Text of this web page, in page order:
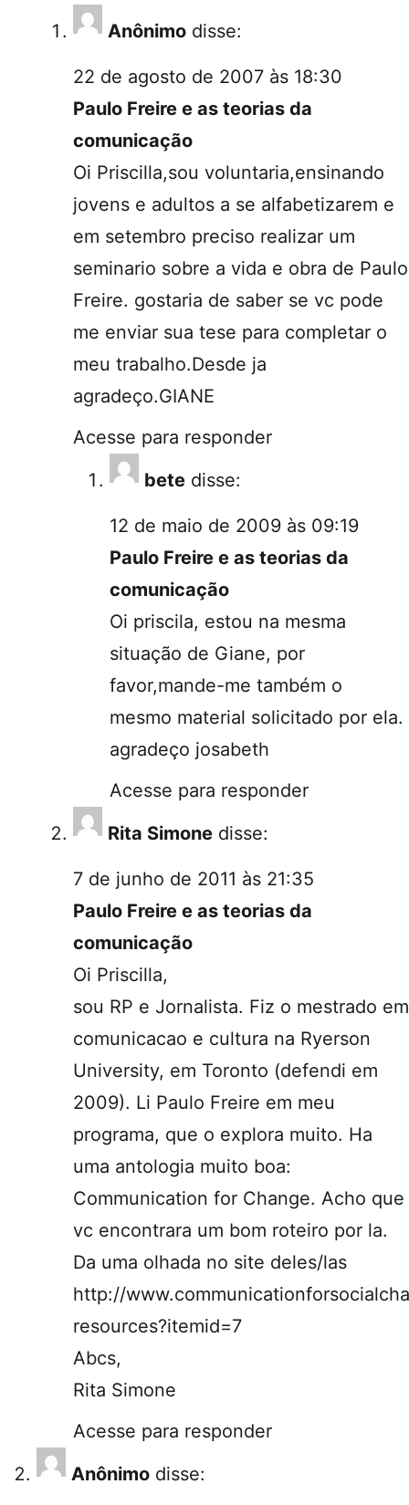
Anônimo disse:
22 de agosto de 2007 às 18:30
Paulo Freire e as teorias da
comunicação
Oi Priscilla,sou voluntaria,ensinando
jovens e adultos a se alfabetizarem e
em setembro preciso realizar um
seminario sobre a vida e obra de Paulo
Freire. gostaria de saber se vc pode
me enviar sua tese para completar o
meu trabalho.Desde ja
agradeço.GIANE
Acesse para responder
bete disse:
12 de maio de 2009 às 09:19
Paulo Freire e as teorias da
comunicação
Oi priscila, estou na mesma
situação de Giane, por
favor,mande-me também o
mesmo material solicitado por ela.
agradeço josabeth
Acesse para responder
Rita Simone disse:
7 de junho de 2011 às 21:35
Paulo Freire e as teorias da
comunicação
Oi Priscilla,
sou RP e Jornalista. Fiz o mestrado em
comunicacao e cultura na Ryerson
University, em Toronto (defendi em
2009). Li Paulo Freire em meu
programa, que o explora muito. Ha
uma antologia muito boa:
Communication for Change. Acho que
vc encontrara um bom roteiro por la.
Da uma olhada no site deles/las
http://
resources?itemid=7
Abcs,
Rita Simone
Acesse para responder
Anônimo disse: